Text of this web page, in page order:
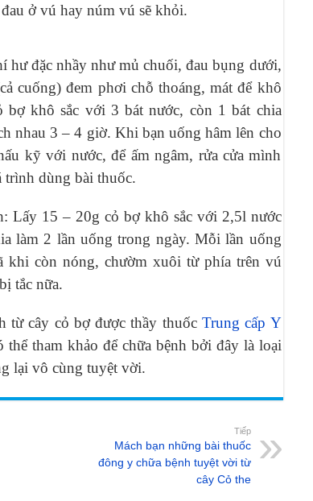
ở vú hay núm vú sẽ khỏi.
hư đặc nhầy như mủ chuối, đau bụng dưới,
cuống) đem phơi chỗ thoáng, mát để khô
khô sắc với 3 bát nước, còn 1 bát chia
nhau 3 – 4 giờ. Khi bạn uống hâm lên cho
kỹ với nước, để ấm ngâm, rửa cửa mình
trình dùng bài thuốc.
Lấy 15 – 20g cỏ bợ khô sắc với 2,5l nước
làm 2 lần uống trong ngày. Mỗi lần uống
khi còn nóng, chườm xuôi từ phía trên vú
tắc nữa.
từ cây cỏ bợ được thầy thuốc Trung cấp Y
thể tham khảo để chữa bệnh bởi đây là loại
lại vô cùng tuyệt vời.
Tiếp
Mách bạn những bài thuốc
đông y chữa bệnh tuyệt vời từ
cây Cỏ the